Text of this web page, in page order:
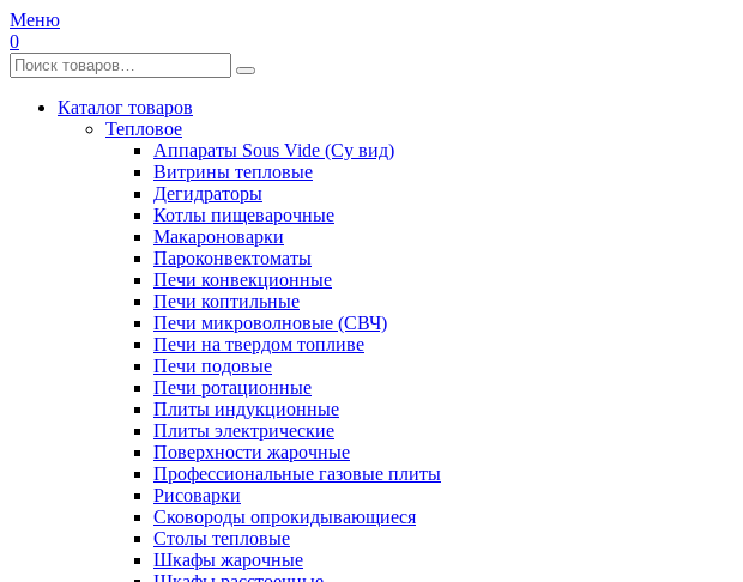
Меню
0
Каталог товаров
Тепловое
Аппараты Sous Vide (Су вид)
Витрины тепловые
Дегидраторы
Котлы пищеварочные
Макароноварки
Пароконвектоматы
Печи конвекционные
Печи коптильные
Печи микроволновые (СВЧ)
Печи на твердом топливе
Печи подовые
Печи ротационные
Плиты индукционные
Плиты электрические
Поверхности жарочные
Профессиональные газовые плиты
Рисоварки
Сковороды опрокидывающиеся
Столы тепловые
Шкафы жарочные